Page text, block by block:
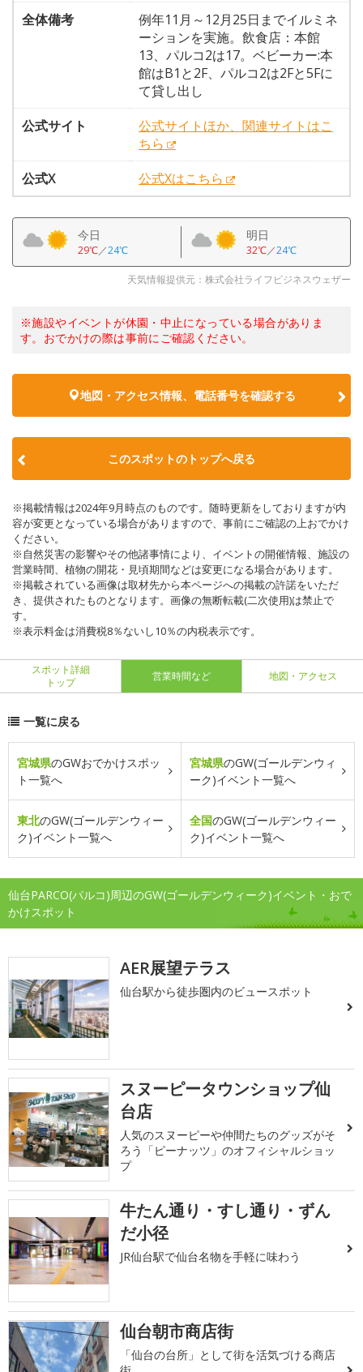
全体備考
例年11月～12月25日までイルミネ
ーションを実施。飲食店：本館
13、パルコ2は17。ベビーカー:本
館はB1と2F、パルコ2は2Fと5Fに
て貸し出し
公式サイト
公式サイトほか、関連サイトはこ
ちら
公式X
公式Xはこちら
今日
29℃／24℃
明日
32℃／24℃
天気情報提供元：株式会社ライフビジネスウェザー
※施設やイベントが休園・中止になっている場合がありま
す。おでかけの際は事前にご確認ください。
地図・アクセス情報、電話番号を確認する
このスポットのトップへ戻る
※掲載情報は2024年9月時点のものです。随時更新をしておりますが内
容が変更となっている場合がありますので、事前にご確認の上おでかけ
ください。
※自然災害の影響やその他諸事情により、イベントの開催情報、施設の
営業時間、植物の開花・見頃期間などは変更になる場合があります。
※掲載されている画像は取材先から本ページへの掲載の許諾をいただ
き、提供されたものとなります。画像の無断転載(二次使用)は禁止で
す。
※表示料金は消費税8％ないし10％の内税表示です。
スポット詳細
トップ
営業時間など 地図・アクセス
一覧に戻る
宮城県のGWおでかけスポッ
ト一覧へ
宮城県のGW(ゴールデンウィ
ーク)イベント一覧へ
東北のGW(ゴールデンウィー
ク)イベント一覧へ
全国のGW(ゴールデンウィー
ク)イベント一覧へ
仙台PARCO(パルコ)周辺のGW(ゴールデンウィーク)イベント・おで
かけスポット
AER展望テラス
仙台駅から徒歩圏内のビュースポット
スヌーピータウンショップ仙
台店
人気のスヌーピーや仲間たちのグッズがそ
ろう「ピーナッツ」のオフィシャルショッ
プ
牛たん通り・すし通り・ずん
だ小径
JR仙台駅で仙台名物を手軽に味わう
仙台朝市商店街
「仙台の台所」として街を活気づける商店